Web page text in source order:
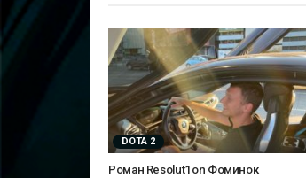
DOTA 2
Роман Resolut1on Фоминок